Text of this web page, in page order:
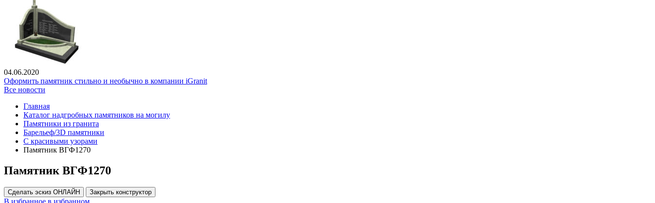
04.06.2020
Оформить памятник стильно и необычно в компании iGranit
Все новости
Главная
Каталог надгробных памятников на могилу
Памятники из гранита
Барельеф/3D памятники
С красивыми узорами
Памятник ВГФ1270
Памятник ВГФ1270
Сделать эскиз ОНЛАЙН Закрыть конструктор